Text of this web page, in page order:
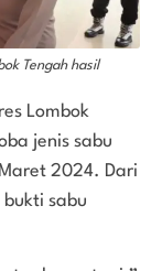
Tengah hasil
Lombok
jenis sabu
2024. Dari
sabu